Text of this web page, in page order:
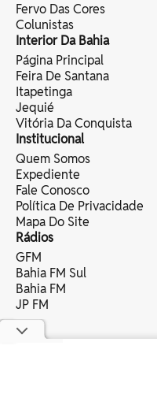
Fervo Das Cores
Colunistas
Interior Da Bahia
Página Principal
Feira De Santana
Itapetinga
Jequié
Vitória Da Conquista
Institucional
Quem Somos
Expediente
Fale Conosco
Política De Privacidade
Mapa Do Site
Rádios
GFM
Bahia FM Sul
Bahia FM
JP FM